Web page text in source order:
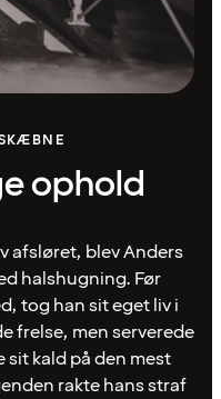
ophold
afsløret, blev Anders
halshugning. Før
tog han sit eget liv i
frelse, men serverede
kald på den mest
rakte hans straf